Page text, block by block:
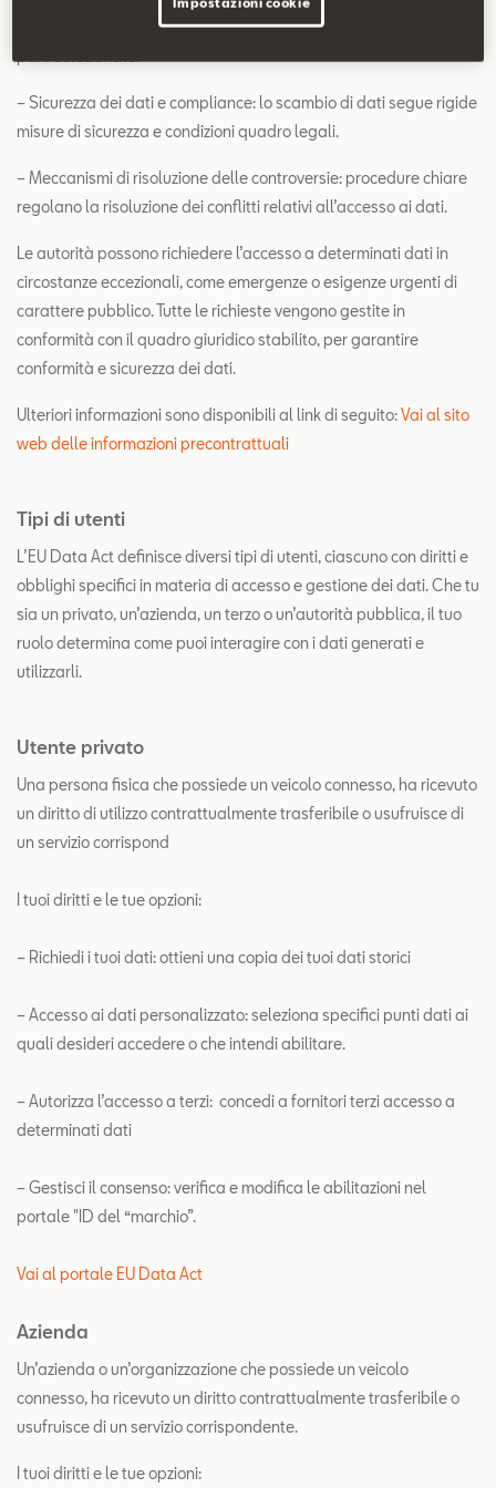
dati per uso personale o condividerli in modo sicuro con terze
– Sicurezza dei dati e compliance: lo scambio di dati segue rigide
misure di sicurezza e condizioni quadro legali.
– Meccanismi di risoluzione delle controversie: procedure chiare
regolano la risoluzione dei conflitti relativi all’accesso ai dati.
Le autorità possono richiedere l’accesso a determinati dati in
circostanze eccezionali, come emergenze o esigenze urgenti di
carattere pubblico. Tutte le richieste vengono gestite in
conformità con il quadro giuridico stabilito, per garantire
conformità e sicurezza dei dati.
Ulteriori informazioni sono disponibili al link di seguito:Vai al sito
web delle informazioni precontrattuali
Tipi di utenti
L’EU Data Act definisce diversi tipi di utenti, ciascuno con diritti e
obblighi specifici in materia di accesso e gestione dei dati. Che tu
sia un privato, un’azienda, un terzo o un’autorità pubblica, il tuo
ruolo determina come puoi interagire con i dati generati e
utilizzarli.
Utente privato
Una persona fisica che possiede un veicolo connesso, ha ricevuto
un diritto di utilizzo contrattualmente trasferibile o usufruisce di
un servizio corrispond
I tuoi diritti e le tue opzioni:
– Richiedi i tuoi dati: ottieni una copia dei tuoi dati storici
– Accesso ai dati personalizzato: seleziona specifici punti dati ai
quali desideri accedere o che intendi abilitare.
– Autorizza l’accesso a terzi: concedi a fornitori terzi accesso a
determinati dati
– Gestisci il consenso: verifica e modifica le abilitazioni nel
portale "ID del “marchio”.
Vai al portale EU Data Act
Azienda
Un’azienda o un’organizzazione che possiede un veicolo
connesso, ha ricevuto un diritto contrattualmente trasferibile o
usufruisce di un servizio corrispondente.
I tuoi diritti e le tue opzioni: